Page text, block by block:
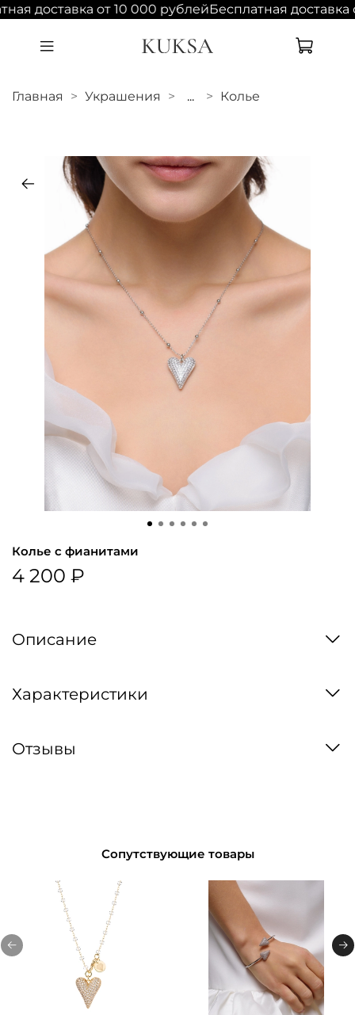
доставка от 10 000 рублейБесплатная доставка
Главная Украшения ... Колье
Колье с фианитами
4 200 ₽
Описание
Характеристики
Отзывы
Сопутствующие товары